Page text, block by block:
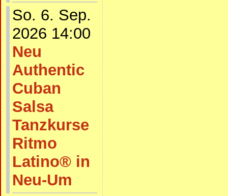
So. 6. Sep.
2026 14:00
Neu
Authentic
Cuban
Salsa
Tanzkurse
Ritmo
Latino® in
Neu-Um